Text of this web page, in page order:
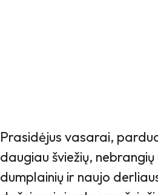
Prasidėjus vasarai,
daugiau šviežių,
dumplainių ir naujo